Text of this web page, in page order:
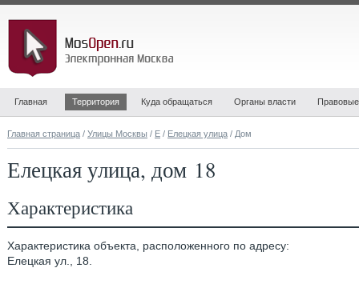
Главная Территория Куда обращаться Органы власти
Главная страница / Улицы Москвы / Е / Елецкая улица / Дом
Елецкая улица, дом 18
Характеристика
Характеристика объекта, расположенного по адресу:
Елецкая ул., 18.